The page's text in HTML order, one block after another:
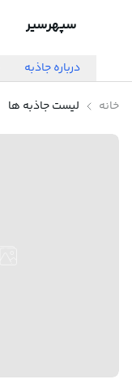
سپهرسیر
درباره جاذبه
خانه لیست جاذبه ها